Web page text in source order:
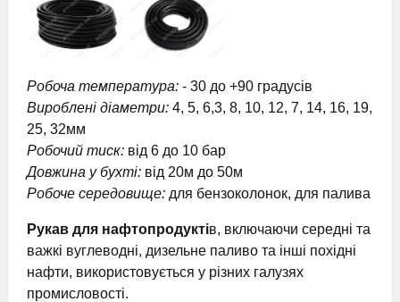
Робоча температура: - 30 до +90 градусів
Вироблені діаметри: 4, 5, 6,3, 8, 10, 12, 7, 14, 16, 19,
25, 32мм
Робочий тиск: від 6 до 10 бар
Довжина у бухті: від 20м до 50м
Робоче середовище: для бензоколонок, для палива
Рукав для нафтопродуктів, включаючи середні та
важкі вуглеводні, дизельне паливо та інші похідні
нафти, використовується у різних галузях
промисловості.